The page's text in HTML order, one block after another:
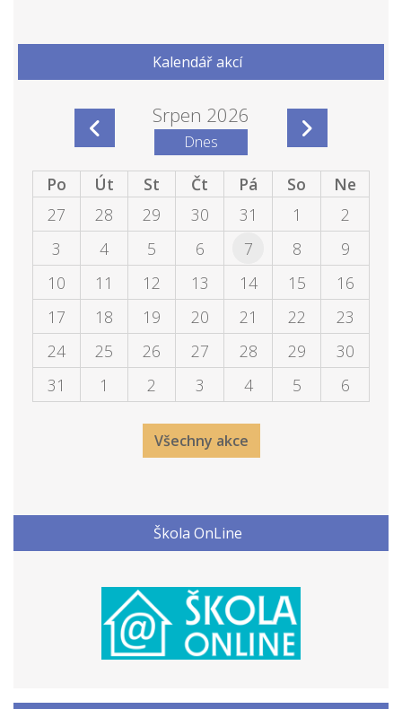
Kalendář akcí
Srpen 2026
Dnes
Po Út St Čt Pá So
Ne
27
28 29 30 31 1
2
3
4 5 6 7 8
9
10
11 12 13 14 15
16
17
18 19 20 21 22
23
24
25 26 27 28 29
30
31
1 2 3 4 5 6
Všechny akce
Škola OnLine